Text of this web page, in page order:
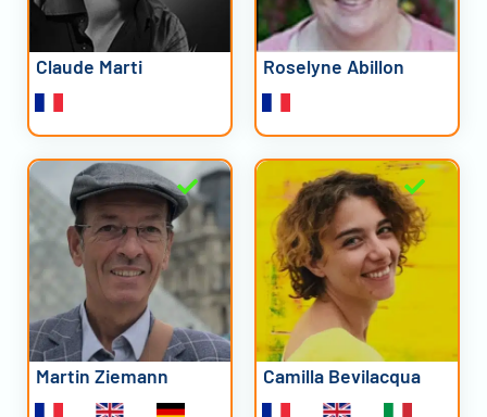
Claude Marti Roselyne Abillon
Martin Ziemann Camilla Bevilacqua